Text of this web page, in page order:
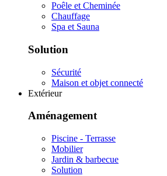
Poêle et Cheminée
Chauffage
Spa et Sauna
Solution
Sécurité
Maison et objet connecté
Extérieur
Aménagement
Piscine - Terrasse
Mobilier
Jardin & barbecue
Solution